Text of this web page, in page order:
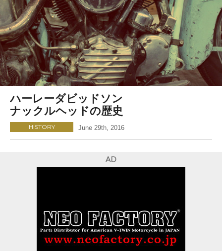
ハーレーダビッドソン
ナックルヘッドの歴史
HISTORY June 29th, 2016
AD